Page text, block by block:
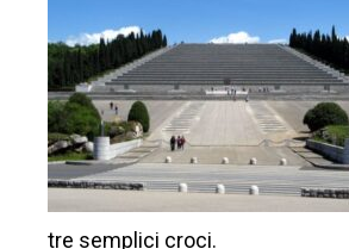
tre semplici croci.